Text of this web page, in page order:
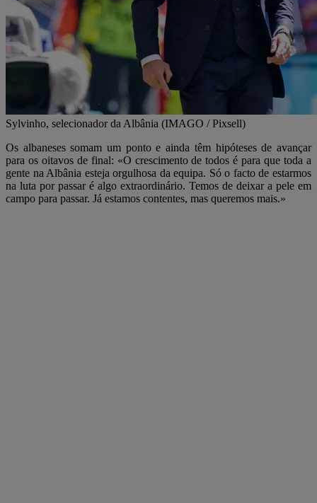
Sylvinho, selecionador da Albânia (IMAGO / Pixsell)
Os albaneses somam um ponto e ainda têm hipóteses de avançar
para os oitavos de final: «O crescimento de todos é para que toda a
gente na Albânia esteja orgulhosa da equipa. Só o facto de estarmos
na luta por passar é algo extraordinário. Temos de deixar a pele em
campo para passar. Já estamos contentes, mas queremos mais.»